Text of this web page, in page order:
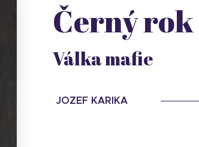
Černý rok
Válka mafie
JOZEF KARIKA